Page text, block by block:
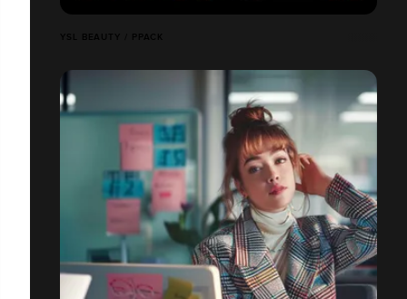
YSL BEAUTY / PPACK